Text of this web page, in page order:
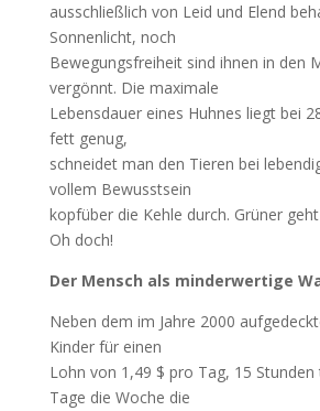
ausschließlich von Leid und Elend
Sonnenlicht, noch
Bewegungsfreiheit sind ihnen in den
vergönnt. Die maximale
Lebensdauer eines Huhnes liegt bei
fett genug,
schneidet man den Tieren bei
vollem Bewusstsein
kopfüber die Kehle durch. Grüner
Oh doch!
Der Mensch als minderwertige
Neben dem im Jahre 2000
Kinder für einen
Lohn von 1,49 $ pro Tag, 15 Stunden
Tage die Woche die